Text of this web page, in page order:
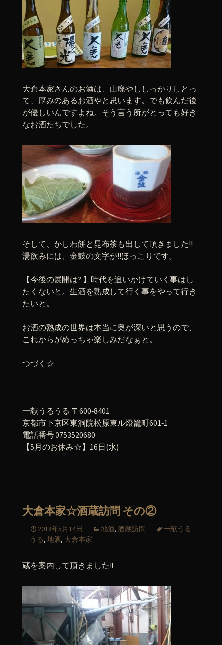
大倉本家さんのお酒は、山廃やししっかりしとっ
て、厚みのあるお酒やと思います。でも飲んだ後
が優しいんですよね。そう言う所がとっても好き
なお酒たちでした。
そして、かしわ餅と昆布茶も出して頂きました!!
湯飲みには、金鼓の文字が!!ほっこりです。
【今後の展開は? 】時代を追いかけていく事はし
たくないと。生酒を熟成して行く事をやって行き
たいと。
お酒の熟成の世界は本当に奥が深いと思うので、
これからがめっちゃ楽しみだなぁと。
つづく☆
一献うるうる 〒600‐8401
京都市下京区東洞院松原東ル燈籠町601‐1
電話番号 0753520680
【5月のお休み☆】16日(水)
大倉本家☆酒蔵訪問 その②
2018年5月14日 地酒, 酒蔵訪問
一献うる
うる, 地酒, 大倉本家
蔵を案内して頂きました!!